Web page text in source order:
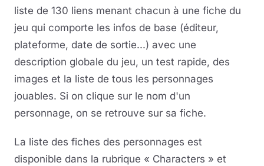
liste de 130 liens menant chacun à une fiche du
jeu qui comporte les infos de base (éditeur,
plateforme, date de sortie...) avec une
description globale du jeu, un test rapide, des
images et la liste de tous les personnages
jouables. Si on clique sur le nom d'un
personnage, on se retrouve sur sa fiche.
La liste des fiches des personnages est
disponible dans la rubrique « Characters » et